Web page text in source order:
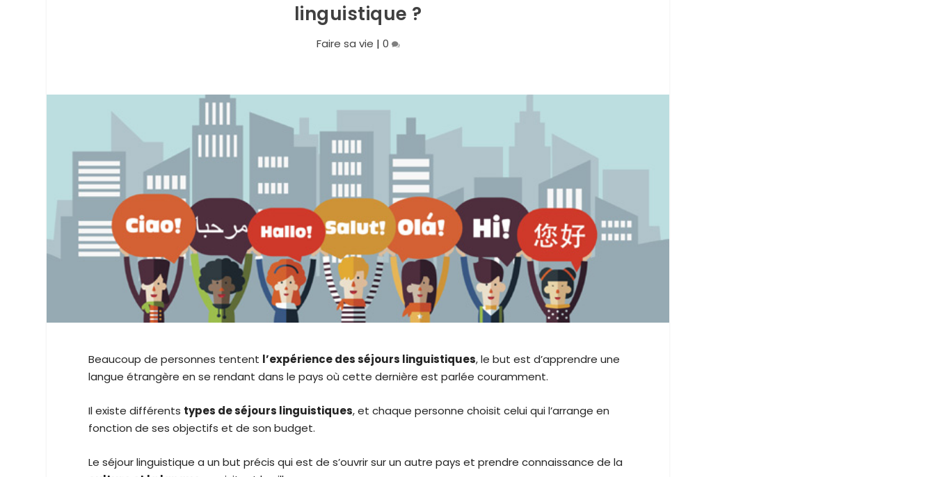
linguistique ?
Faire sa vie | 0
Beaucoup de personnes tentent l’expérience des séjours linguistiques, le but est d’apprendre une
langue étrangère en se rendant dans le pays où cette dernière est parlée couramment.
Il existe différents types de séjours linguistiques, et chaque personne choisit celui qui l’arrange en
fonction de ses objectifs et de son budget.
Le séjour linguistique a un but précis qui est de s’ouvrir sur un autre pays et prendre connaissance de la